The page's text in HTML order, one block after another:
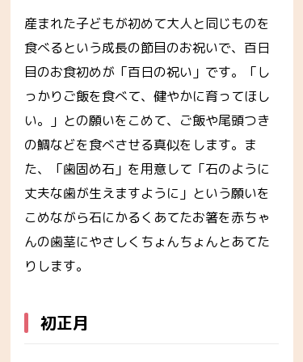
産まれた子どもが初めて大人と同じものを
食べるという成長の節目のお祝いで、百日
目のお食初めが「百日の祝い」です。「し
っかりご飯を食べて、健やかに育ってほし
い。」との願いをこめて、ご飯や尾頭つき
の鯛などを食べさせる真似をします。ま
た、「歯固め石」を用意して「石のように
丈夫な歯が生えますように」という願いを
こめながら石にかるくあてたお箸を赤ちゃ
んの歯茎にやさしくちょんちょんとあてた
りします。
初正月